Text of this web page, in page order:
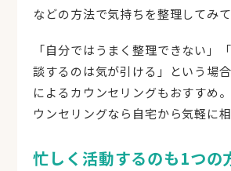
などの方法で気持ちを整理してみて
「自分ではうまく整理できない」
談するのは気が引ける」という場
によるカウンセリングもおすすめ
ウンセリングなら自宅から気軽に相
忙しく活動するのも1つの